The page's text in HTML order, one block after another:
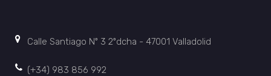
Calle Santiago Nº 3 2ºdcha - 47001 Valladolid
(+34) 983 856 992